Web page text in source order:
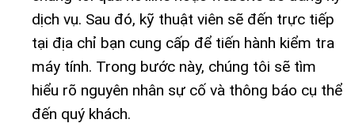
dịch vụ. Sau đó, kỹ thuật viên sẽ đến trực tiếp
tại địa chỉ bạn cung cấp để tiến hành kiểm tra
máy tính. Trong bước này, chúng tôi sẽ tìm
hiểu rõ nguyên nhân sự cố và thông báo cụ thể
đến quý khách.